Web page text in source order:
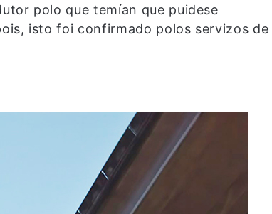
polo que temían que puidese
isto foi confirmado polos servizos de